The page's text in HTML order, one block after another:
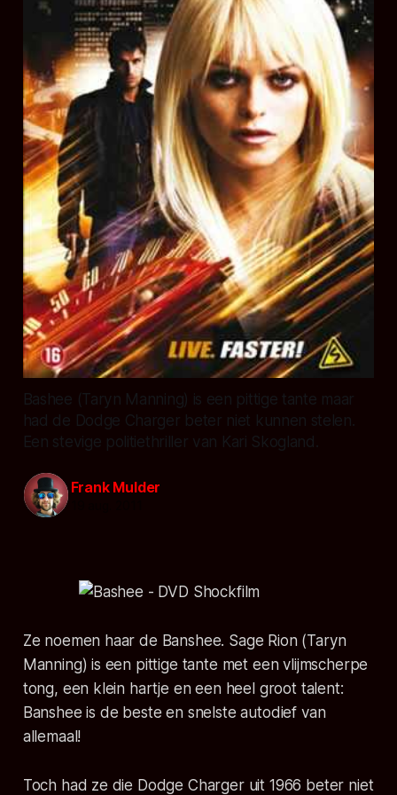
Bashee (Taryn Manning) is een pittige tante maar
had de Dodge Charger beter niet kunnen stelen.
Een stevige politiethriller van Kari Skogland.
Frank Mulder
Ze noemen haar de Banshee. Sage Rion (Taryn
Manning) is een pittige tante met een vlijmscherpe
tong, een klein hartje en een heel groot talent:
Banshee is de beste en snelste autodief van
allemaal!
Toch had ze die Dodge Charger uit 1966 beter niet